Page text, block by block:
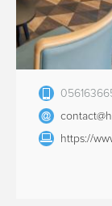
https://